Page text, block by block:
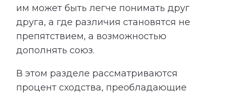
им может быть легче понимать друг
друга, а где различия становятся не
препятствием, а возможностью
дополнять союз.
В этом разделе рассматриваются
процент сходства, преобладающие